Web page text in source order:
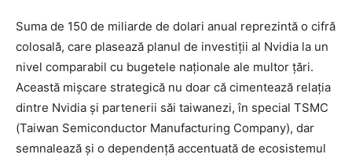
Suma de 150 de miliarde de dolari anual reprezintă o cifră
colosală, care plasează planul de investiții al Nvidia la un
nivel comparabil cu bugetele naționale ale multor țări.
Această mișcare strategică nu doar că cimentează relația
dintre Nvidia și partenerii săi taiwanezi, în special TSMC
(Taiwan Semiconductor Manufacturing Company), dar
semnalează și o dependență accentuată de ecosistemul